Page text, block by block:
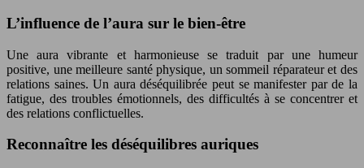
L’influence de l’aura sur le bien-être
Une aura vibrante et harmonieuse se traduit par une humeur
positive, une meilleure santé physique, un sommeil réparateur et des
relations saines. Un aura déséquilibrée peut se manifester par de la
fatigue, des troubles émotionnels, des difficultés à se concentrer et
des relations conflictuelles.
Reconnaître les déséquilibres auriques